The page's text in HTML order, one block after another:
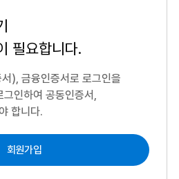
필요합니다.
), 금융인증서로 로그인을
그인하여 공동인증서,
합니다.
회원가입